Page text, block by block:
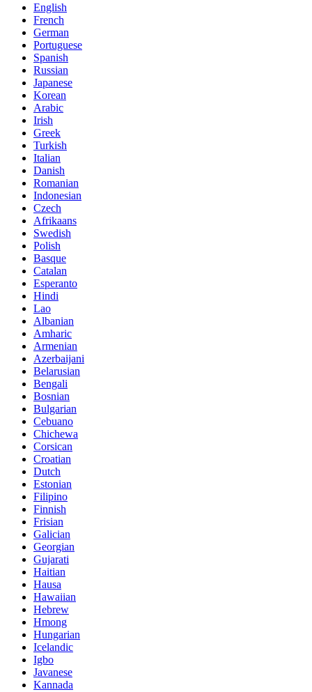
English
French
German
Portuguese
Spanish
Russian
Japanese
Korean
Arabic
Irish
Greek
Turkish
Italian
Danish
Romanian
Indonesian
Czech
Afrikaans
Swedish
Polish
Basque
Catalan
Esperanto
Hindi
Lao
Albanian
Amharic
Armenian
Azerbaijani
Belarusian
Bengali
Bosnian
Bulgarian
Cebuano
Chichewa
Corsican
Croatian
Dutch
Estonian
Filipino
Finnish
Frisian
Galician
Georgian
Gujarati
Haitian
Hausa
Hawaiian
Hebrew
Hmong
Hungarian
Icelandic
Igbo
Javanese
Kannada